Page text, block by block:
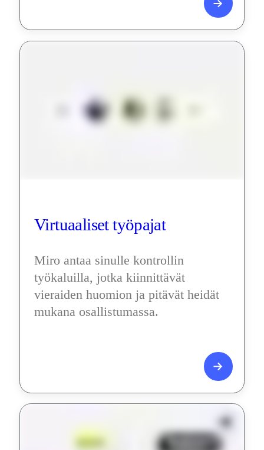
Virtuaaliset työpajat
Miro antaa sinulle kontrollin
työkaluilla, jotka kiinnittävät
vieraiden huomion ja pitävät heidät
mukana osallistumassa.